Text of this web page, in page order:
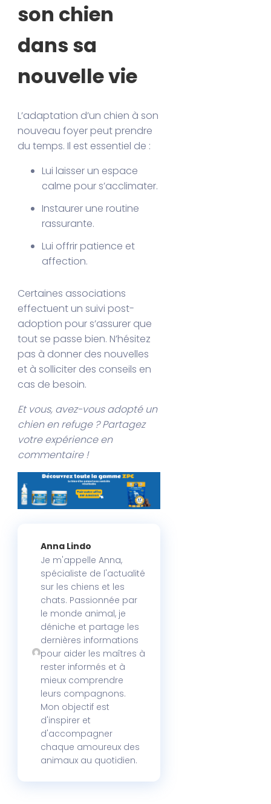
son chien
dans sa
nouvelle vie
L’adaptation d’un chien à son
nouveau foyer peut prendre
du temps. Il est essentiel de :
Lui laisser un espace
calme pour s’acclimater.
Instaurer une routine
rassurante.
Lui offrir patience et
affection.
Certaines associations
effectuent un suivi post-
adoption pour s’assurer que
tout se passe bien. N’hésitez
pas à donner des nouvelles
et à solliciter des conseils en
cas de besoin.
Et vous, avez-vous adopté un
chien en refuge ? Partagez
votre expérience en
commentaire !
Anna Lindo
Je m'appelle Anna,
spécialiste de l'actualité
sur les chiens et les
chats. Passionnée par
le monde animal, je
déniche et partage les
dernières informations
pour aider les maîtres à
rester informés et à
mieux comprendre
leurs compagnons.
Mon objectif est
d'inspirer et
d'accompagner
chaque amoureux des
animaux au quotidien.